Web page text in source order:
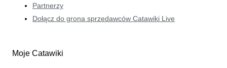
Partnerzy
Dołącz do grona sprzedawców Catawiki Live
Moje Catawiki